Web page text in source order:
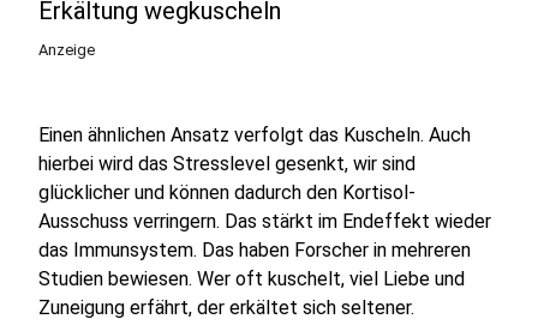
Erkältung wegkuscheln
Anzeige
Einen ähnlichen Ansatz verfolgt das Kuscheln. Auch
hierbei wird das Stresslevel gesenkt, wir sind
glücklicher und können dadurch den Kortisol-
Ausschuss verringern. Das stärkt im Endeffekt wieder
das Immunsystem. Das haben Forscher in mehreren
Studien bewiesen. Wer oft kuschelt, viel Liebe und
Zuneigung erfährt, der erkältet sich seltener.